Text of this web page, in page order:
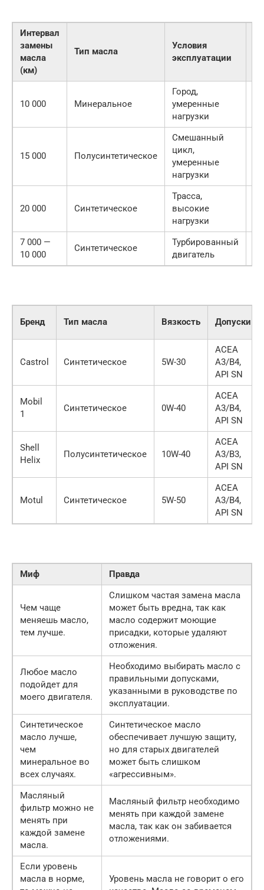
Интервал
замены
масла
(км)
Тип масла
Условия
эксплуатации
10 000 Минеральное
Город,
умеренные
нагрузки
15 000 Полусинтетическое
Смешанный
цикл,
умеренные
нагрузки
20 000 Синтетическое
Трасса,
высокие
нагрузки
7 000 —
10 000
Синтетическое
Турбированный
двигатель
Бренд Тип масла Вязкость Допуски
Castrol Синтетическое 5W-30
ACEA
A3/B4,
API SN
Mobil
1
Синтетическое 0W-40
ACEA
A3/B4,
API SN
Shell
Helix
Полусинтетическое 10W-40
ACEA
A3/B3,
API SN
Motul Синтетическое 5W-50
ACEA
A3/B4,
API SN
Миф Правда
Чем чаще
меняешь масло,
тем лучше.
Слишком частая замена масла
может быть вредна, так как
масло содержит моющие
присадки, которые удаляют
отложения.
Любое масло
подойдет для
моего двигателя.
Необходимо выбирать масло с
правильными допусками,
указанными в руководстве по
эксплуатации.
Синтетическое
масло лучше,
чем
минеральное во
всех случаях.
Синтетическое масло
обеспечивает лучшую защиту,
но для старых двигателей
может быть слишком
«агрессивным».
Масляный
фильтр можно не
менять при
каждой замене
масла.
Масляный фильтр необходимо
менять при каждой замене
масла, так как он забивается
отложениями.
Если уровень
масла в норме,
Уровень масла не говорит о его